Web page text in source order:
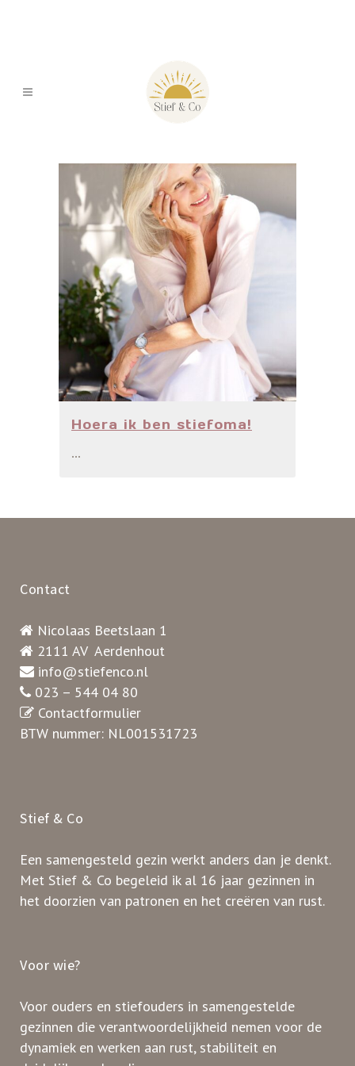
Hoera ik ben stiefoma!
...
Contact
Nicolaas Beetslaan 1
2111 AV Aerdenhout
info@stiefenco.nl
023 – 544 04 80
Contactformulier
BTW nummer: NL001531723
Stief & Co
Een samengesteld gezin werkt anders dan je denkt.
Met Stief & Co begeleid ik al 16 jaar gezinnen in
het doorzien van patronen en het creëren van rust.
Voor wie?
Voor ouders en stiefouders in samengestelde
gezinnen die verantwoordelijkheid nemen voor de
dynamiek en werken aan rust, stabiliteit en